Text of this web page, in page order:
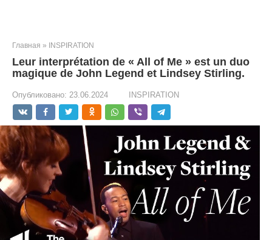
Главная » INSPIRATION
Leur interprétation de « All of Me » est un duo
magique de John Legend et Lindsey Stirling.
Опубликовано: 23.06.2024 INSPIRATION